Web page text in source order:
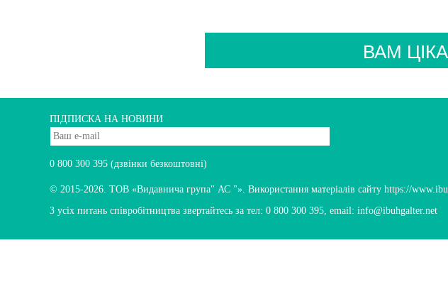
ВАМ
ПІДПИСКА НА НОВИНИ
0 800 300 395 (дзвінки безкоштовні)
© 2015-2026. ТОВ «Видавнича група" АС "». Використання матеріалів сайту https://
З усіх питань співробітництва звертайтесь за тел: 0 800 300 395, email: info@ibuhgalter.net